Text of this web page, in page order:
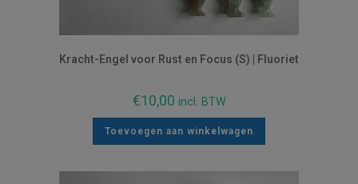
Kracht-Engel voor Rust en Focus (S) | Fluoriet
€10,00 incl. BTW
Toevoegen aan winkelwagen